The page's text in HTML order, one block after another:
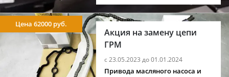
Акция на замену цепи
ГРМ
с 23.05.2023 до 01.01.2024
Цена 62000 руб.
Привода масляного насоса и